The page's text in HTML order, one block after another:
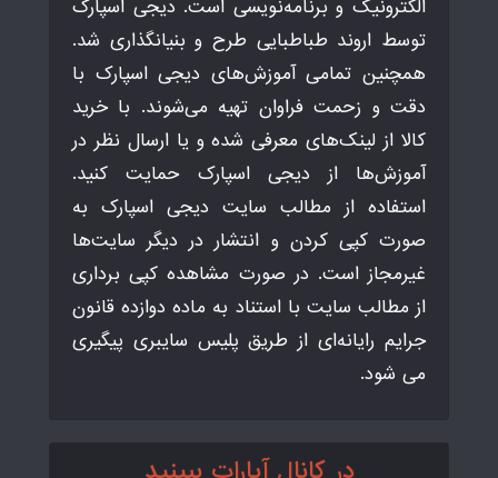
الکترونیک و برنامه‌نویسی است. دیجی اسپارک
توسط اروند طباطبایی طرح و بنیانگذاری شد.
همچنین تمامی آموزش‌های دیجی اسپارک با
دقت و زحمت فراوان تهیه می‌شوند. با خرید
کالا از لینک‌های معرفی شده و یا ارسال نظر در
آموزش‌ها از دیجی اسپارک حمایت کنید.
استفاده از مطالب سایت دیجی اسپارک به
صورت کپی کردن و انتشار در دیگر سایت‌ها
غیرمجاز است. در صورت مشاهده کپی برداری
از مطالب سایت با استناد به ماده دوازده قانون
جرایم رایانه‌ای از طریق پلیس سایبری پیگیری
می شود.